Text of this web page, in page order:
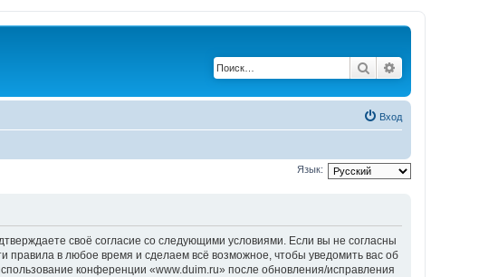
Поиск
Вход
Язык:
своё согласие со следующими условиями. Если вы не согласны
правила в любое время и сделаем всё возможное, чтобы уведомить вас об
конференции «www.duim.ru» после обновления/исправления